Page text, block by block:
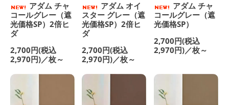
アダム チャ
コールグレー（遮
光価格SP）2倍ヒ
ダ
2,700円(税込
2,970円)／枚～
アダム オイ
スター グレー（遮
光価格SP）2倍ヒ
ダ
2,700円(税込
2,970円)／枚～
アダム チャ
コールグレー（遮
光価格SP）
2,700円(税込
2,970円)／枚～